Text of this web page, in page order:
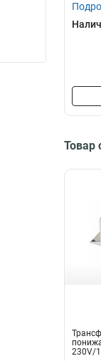
Товар
230V/